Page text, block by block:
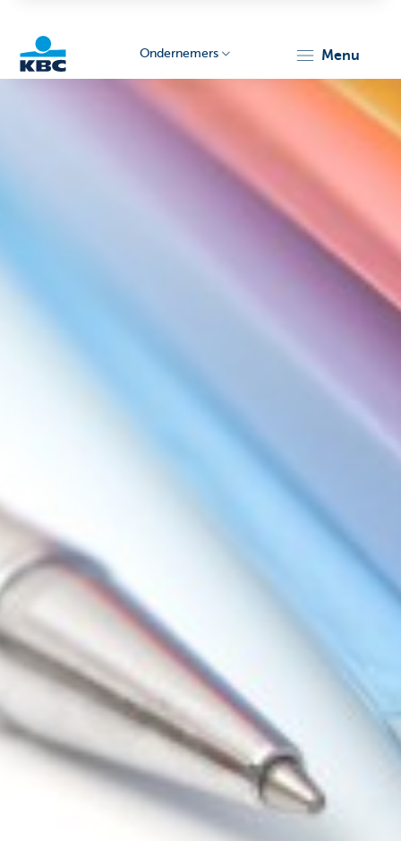
Ondernemers menu